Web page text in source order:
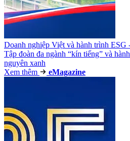
Doanh nghiệp Việt và hành trình
Tập đoàn đa ngành “kín tiếng” và
nguyên xanh
Xem thêm
eMagazine